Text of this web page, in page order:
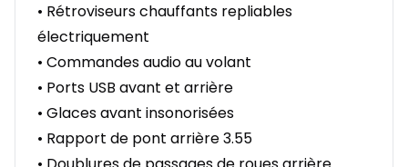
• Rétroviseurs chauffants repliables
électriquement
• Commandes audio au volant
• Ports USB avant et arrière
• Glaces avant insonorisées
• Rapport de pont arrière 3.55